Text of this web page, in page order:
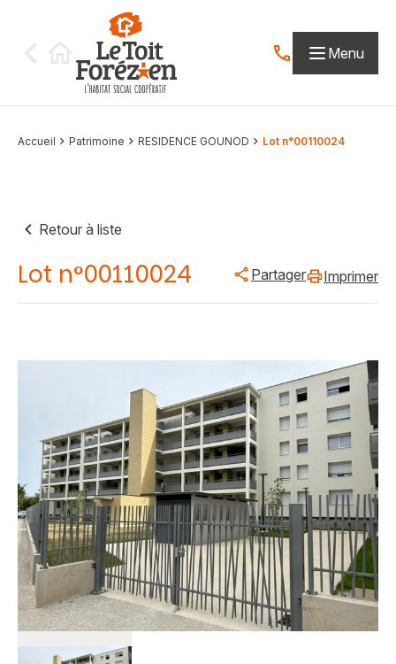
Contactez-nous
Menu
Accueil Patrimoine RESIDENCE GOUNOD Lot n°00110024
Retour à liste
Lot n°00110024 Partager Imprimer